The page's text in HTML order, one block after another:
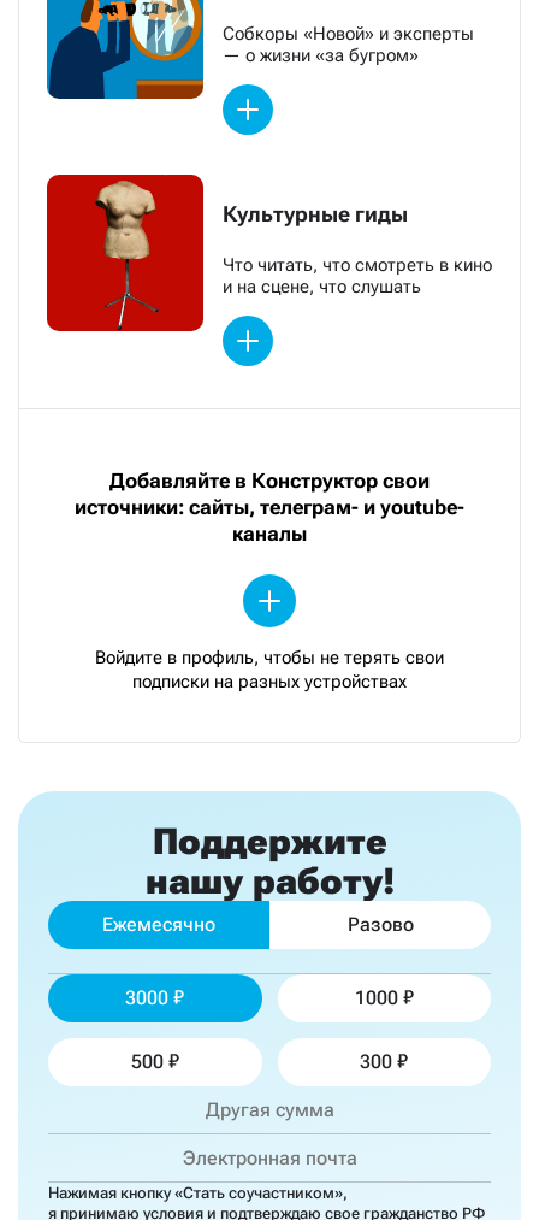
Собкоры «Новой» и эксперты
— о жизни «за бугром»
Культурные гиды
Что читать, что смотреть в кино
и на сцене, что слушать
Добавляйте в Конструктор свои
источники: сайты, телеграм- и youtube-
каналы
Войдите в профиль, чтобы не терять свои
подписки на разных устройствах
Поддержите
нашу работу!
Ежемесячно Разово
3000 1000
500 300
Нажимая кнопку «Стать соучастником»,
я принимаю условия и подтверждаю свое гражданство РФ